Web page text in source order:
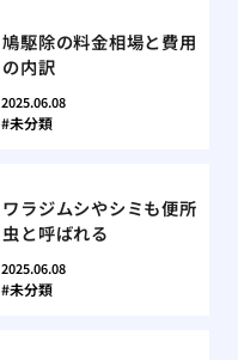
鳩駆除の料金相場と費用
の内訳
2025.06.08
未分類
ワラジムシやシミも便所
虫と呼ばれる
2025.06.08
未分類